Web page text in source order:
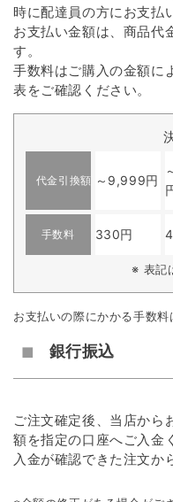
時に配達員の方にお支払
お支払い金額は、商品代
す。
手数料はご購入の金額に
表をご確認ください。
代金引換額 ～9,999円
手数料 330円
※ 表記
お支払いの際にかかる手数料
銀行振込
ご注文確定後、当店から
額を指定の口座へご入金
入金が確認できた注文か